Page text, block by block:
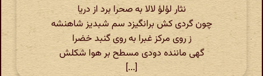
نثار لؤلؤ لالا به صحرا برد از دریا
چون گردی کش برانگیزد سم شبدیز شاهنشه
ز روی مرکز غبرا به روی گنبد خضرا
گهی ماننده دودی مسطح بر هوا شکلش
[...]